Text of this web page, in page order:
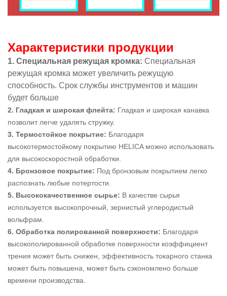
Характеристики продукции
1. Специальная режущая кромка: Специальная
режущая кромка может увеличить режущую
способность. Срок службы инструментов и машин
будет больше
2. Гладкая и широкая флейта: Гладкая и широкая канавка
позволит легче удалять стружку.
3. Термостойкое покрытие: Благодаря
высокотермостойкому покрытию HELICA можно использовать
для высокоскоростной обработки.
4. Бронзовое покрытие: Под бронзовым покрытием легко
распознать любые потертости.
5. Высококачественное сырье: В качестве сырья
используется высокопрочный, зернистый углеродистый
вольфрам.
6. Обработка полированной поверхности: Благодаря
высокополированной обработке поверхности коэффициент
трения может быть снижен, эффективность токарного станка
может быть повышена, может быть сэкономлено больше
времени производства.